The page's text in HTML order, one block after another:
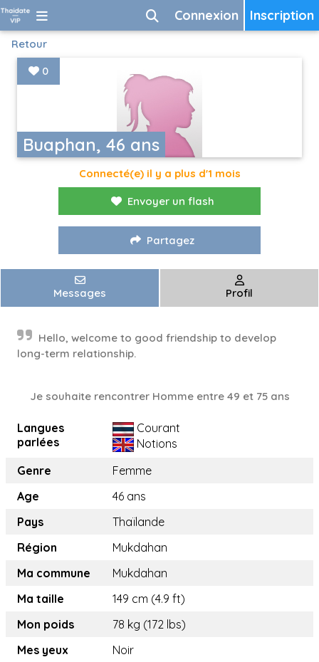
Inscription
Connexion
Retour
Buaphan, 46 ans
0
Connecté(e) il y a plus d'1 mois
Envoyer un flash
Partagez
Messages Profil
Hello, welcome to good friendship to develop
long-term relationship.
Je souhaite rencontrer Homme entre 49 et 75 ans
Langues
parlées
Courant
Notions
Genre
Femme
Age
46 ans
Pays
Thaïlande
Région
Mukdahan
Ma commune
Mukdahan
Ma taille
149 cm (4.9 ft)
Mon poids
78 kg (172 lbs)
Mes yeux
Noir